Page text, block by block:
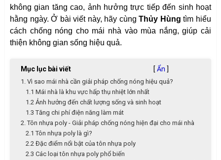
không gian tăng cao, ảnh hưởng trực tiếp đến sinh hoạt
hằng ngày. Ở bài viết này, hãy cùngThủy Hùng tìm hiểu
cách chống nóng cho mái nhà vào mùa nắng, giúp cải
thiện không gian sống hiệu quả.
Mục lục bài viết [ Ẩn ]
1. Vì sao mái nhà cần giải pháp chống nóng hiệu quả?
1.1 Mái nhà là khu vực hấp thụ nhiệt lớn nhất
1.2 Ảnh hưởng đến chất lượng sống và sinh hoạt
1.3 Tăng chi phí điện năng làm mát
2. Tôn nhựa poly - Giải pháp chống nóng hiện đại cho mái nhà
2.1 Tôn nhựa poly là gì?
2.2 Đặc điểm nổi bật của tôn nhựa poly
2.3 Các loại tôn nhựa poly phổ biến